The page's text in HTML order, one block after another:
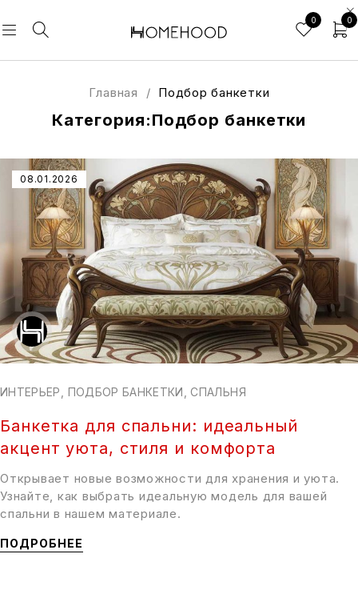
0 0
Категория:Подбор банкетки
Главная / Подбор банкетки
08.01.2026
ИНТЕРЬЕР ПОДБОР БАНКЕТКИ СПАЛЬНЯ
Банкетка для спальни: идеальный
акцент уюта, стиля и комфорта
Открывает новые возможности для хранения и уюта.
Узнайте, как выбрать идеальную модель для вашей
спальни в нашем материале.
ПОДРОБНЕЕ